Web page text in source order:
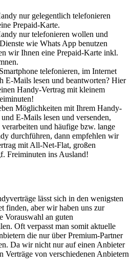
nur gelegentlich telefonieren
Prepaid-Karte.
nur telefonieren wollen und
wie Whats App benutzen
wir Ihnen eine Prepaid-Karte inkl.
telefonieren, im Internet
E-Mails lesen und beantworten? Hier
Handy-Vertrag mit kleinem
Möglichkeiten mit Ihrem Handy-
E-Mails lesen und versenden,
und häufige bzw. lange
durchführen, dann empfehlen wir
mit All-Net-Flat, großen
Freiminuten ins Ausland!
lässt sich in den wenigsten
finden, aber wir haben uns zur
Vorauswahl an guten
Oft verpasst man somit aktuelle
die nur über Premium-Partner
Da wir nicht nur auf einen Anbieter
von verschiedenen Anbietern